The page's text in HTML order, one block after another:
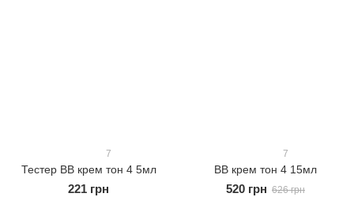
7
Тестер ВВ крем тон 4 5мл
221 грн
7
ВВ крем тон 4 15мл
520 грн 626 грн